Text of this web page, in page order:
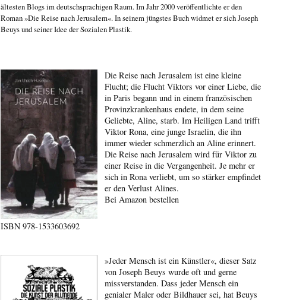
ältesten Blogs im deutschsprachigen Raum. Im Jahr 2000 veröffentlichte er den
Roman»Die Reise nach Jerusalem«. In seinem jüngstes Buch widmet er sichJoseph
Beuys und seiner Idee der Sozialen Plastik.
ISBN978-1533603692
Die Reise nach Jerusalem ist eine kleine
Flucht; die Flucht Viktors vor einer Liebe, die
in Paris begann und in einem französischen
Provinzkrankenhaus endete, in dem seine
Geliebte, Aline, starb. Im Heiligen Land trifft
Viktor Rona, eine junge Israelin, die ihn
immer wieder schmerzlich an Aline erinnert.
Die Reise nach Jerusalem wird für Viktor zu
einer Reise in die Vergangenheit. Je mehr er
sich in Rona verliebt, um so stärker empfindet
er den Verlust Alines.
Bei Amazon bestellen
»Jeder Mensch ist ein Künstler«, dieser Satz
von Joseph Beuys wurde oft und gerne
missverstanden. Dass jeder Mensch ein
genialer Maler oder Bildhauer sei, hat Beuys